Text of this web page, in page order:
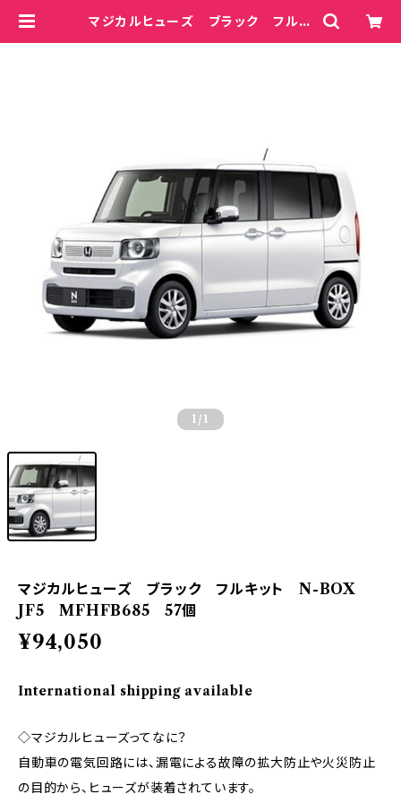
マジカルヒューズ ブラック フルキ
1 /1
マジカルヒューズ ブラック フルキット N-BOX
JF5 MFHFB685 57個
¥94,050
International shipping available
◇マジカルヒューズってなに？
自動車の電気回路には、漏電による故障の拡大防止や火災防止
の目的から、ヒューズが装着されています。